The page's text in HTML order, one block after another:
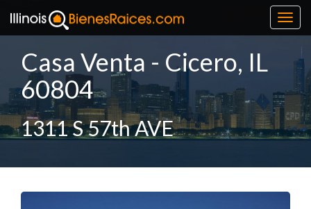
Casa Venta - Cicero, IL
60804
1311 S 57th AVE